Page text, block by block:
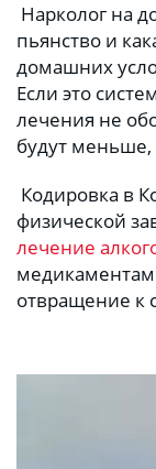
Нарколог на
пьянство и
домашних
Если это
лечения не
будут
лечение
отвращение к